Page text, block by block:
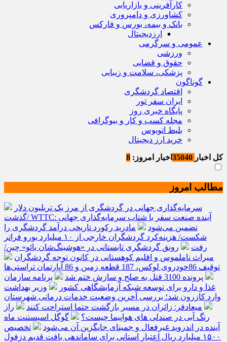
کارآفرینی و بازاریابی
کشاورزی و دامپروری
بانک و بیمه، بورس و فارکس
ارزدیجیتال
عمومی و سرگرمی
ورزشی
حقوق و قضایی
پزشکی، سلامت و زیبایی
گوناگون
اقتصاد گردشگری
ایران سفر تور
پایگاه خبری روز
مجله کسب و کار و بیوگرافی
بلیط اتوبوس
خرید ارز دیجیتال
کل اخبار اخبار امروز: 8
مطالب امروز
سرمایه‌گذاری جهانی در گردشگری از مرز یک تریلیون دلار
گذشت/ WTTC: آینده صنعت سفر با شتاب سرمایه‌گذاری جهانی
تضمین می‌شود
مادرید رکورد تاریخی درآمد گردشگری را
شکست/ هزینه‌کرد گردشگران خارجی از ۱۰ میلیارد یورو فراتر
رفت
رونق گردشگری تابستانی در «هوشینگ‌شان یائو» چین/
میراث ناملموس و اقلیم کوهستانی در کانون توجه گردشگران
توقیف 86خودروی لوکس، 187 قطعه زمین و 86 آپارتمان تراستی‌ها
پرونده 3100 قتل به صلح و سازش ختم شد
برنامه سازمان
غذا و دارو برای توسعه شبکه آزمایشگاهی کشور
وزیر بهداشت
وارد کازرون شد؛ بررسی آخرین وضعیت خدمات درمانی شهرستان
میعادفر: زائران در مسیر بازگشت حتما استراحت کنند
راز
رنگ آبی در صندلی های هواپیما چیست؟
گوگل اسیستنت ماه
آینده در اندروید غیرفعال و جمینای جایگزین آن می‌شود
تخصیص
۱۵۰۰ میلیارد ریال اعتبار استانی برای ساماندهی بافت قدیم دزفول